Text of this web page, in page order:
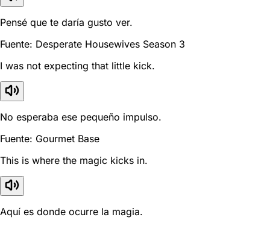
Pensé que te daría gusto ver.
Fuente: Desperate Housewives Season 3
I was not expecting that little kick.
No esperaba ese pequeño impulso.
Fuente: Gourmet Base
This is where the magic kicks in.
Aquí es donde ocurre la magia.